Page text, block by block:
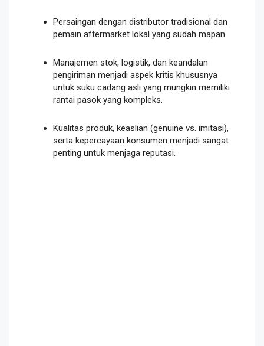
Persaingan dengan distributor tradisional dan
pemain aftermarket lokal yang sudah mapan.
Manajemen stok, logistik, dan keandalan
pengiriman menjadi aspek kritis khususnya
untuk suku cadang asli yang mungkin memiliki
rantai pasok yang kompleks.
Kualitas produk, keaslian (genuine vs. imitasi),
serta kepercayaan konsumen menjadi sangat
penting untuk menjaga reputasi.